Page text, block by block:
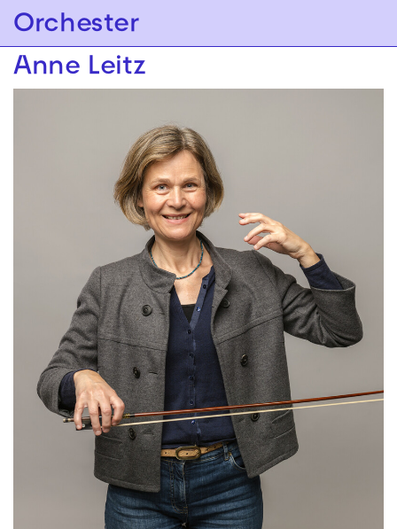
Zur Hauptnavigation springen
Zum Hauptinhalt springen
Orchester
Anne Leitz